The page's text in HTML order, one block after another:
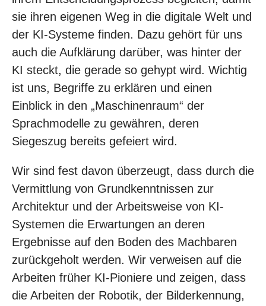
sie ihren eigenen Weg in die digitale Welt und
der KI-Systeme finden. Dazu gehört für uns
auch die Aufklärung darüber, was hinter der
KI steckt, die gerade so gehypt wird. Wichtig
ist uns, Begriffe zu erklären und einen
Einblick in den „Maschinenraum“ der
Sprachmodelle zu gewähren, deren
Siegeszug bereits gefeiert wird.
Wir sind fest davon überzeugt, dass durch die
Vermittlung von Grundkenntnissen zur
Architektur und der Arbeitsweise von KI-
Systemen die Erwartungen an deren
Ergebnisse auf den Boden des Machbaren
zurückgeholt werden. Wir verweisen auf die
Arbeiten früher KI-Pioniere und zeigen, dass
die Arbeiten der Robotik, der Bilderkennung,